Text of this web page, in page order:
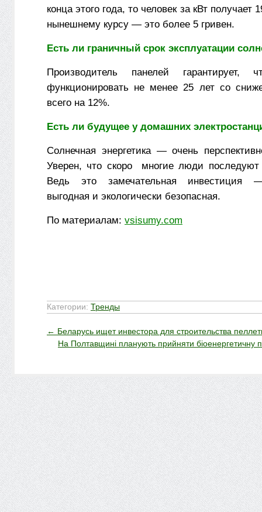
конца этого года, то человек за кВт получает
нынешнему курсу — это более 5 гривен.
Есть ли граничный срок эксплуатации
Производитель панелей гарантирует,
функционировать не менее 25 лет со
всего на 12%.
Есть ли будущее у домашних
Солнечная энергетика — очень
Уверен, что скоро многие люди
Ведь это замечательная инвестиция
выгодная и экологически безопасная.
По материалам: vsisumy.com
Категории: Тренды
← Беларусь ищет инвестора для строительства
На Полтавщині планують прийняти біоенергетичну